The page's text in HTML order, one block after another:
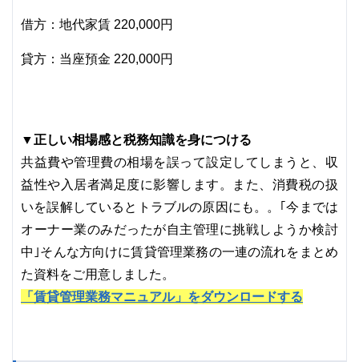
借方：地代家賃 220,000円
貸方：当座預金 220,000円
▼正しい相場感と税務知識を身につける
共益費や管理費の相場を誤って設定してしまうと、収
益性や入居者満足度に影響します。また、消費税の扱
いを誤解しているとトラブルの原因にも。。｢今までは
オーナー業のみだったが自主管理に挑戦しようか検討
中｣そんな方向けに賃貸管理業務の一連の流れをまとめ
た資料をご用意しました。
「賃貸管理業務マニュアル」をダウンロードする